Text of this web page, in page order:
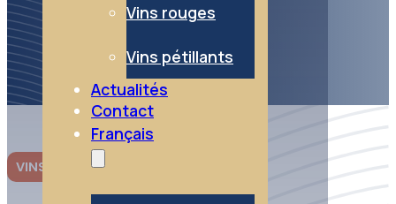
Vins rouges
Vins pétillants
Actualités
Contact
Français
VINS ROSÉS